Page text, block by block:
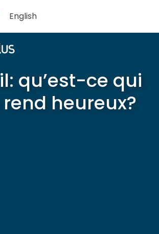
English
qu’est-ce qui
heureux?